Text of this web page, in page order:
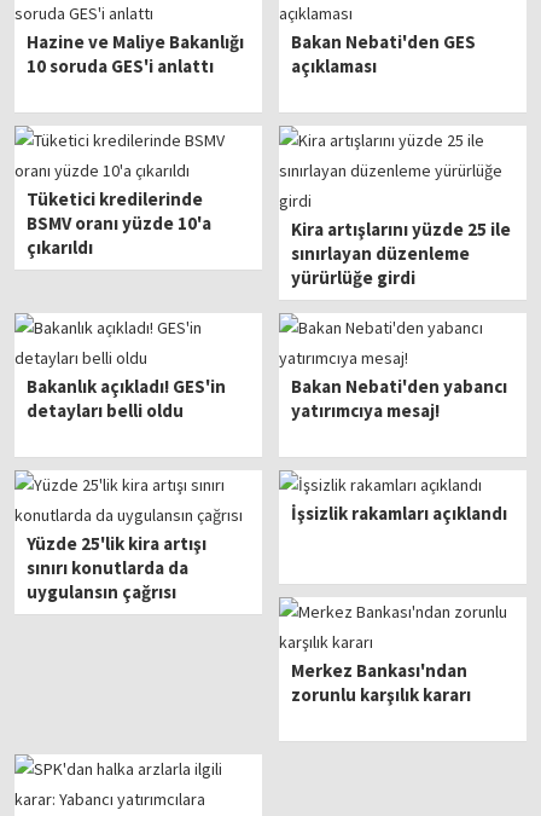
Hazine ve Maliye Bakanlığı
10 soruda GES'i anlattı
Bakan Nebati'den GES
açıklaması
Tüketici kredilerinde
BSMV oranı yüzde 10'a
çıkarıldı
Kira artışlarını yüzde 25 ile
sınırlayan düzenleme
yürürlüğe girdi
Bakanlık açıkladı! GES'in
detayları belli oldu
Bakan Nebati'den yabancı
yatırımcıya mesaj!
Yüzde 25'lik kira artışı
sınırı konutlarda da
uygulansın çağrısı
İşsizlik rakamları açıklandı
Merkez Bankası'ndan
zorunlu karşılık kararı